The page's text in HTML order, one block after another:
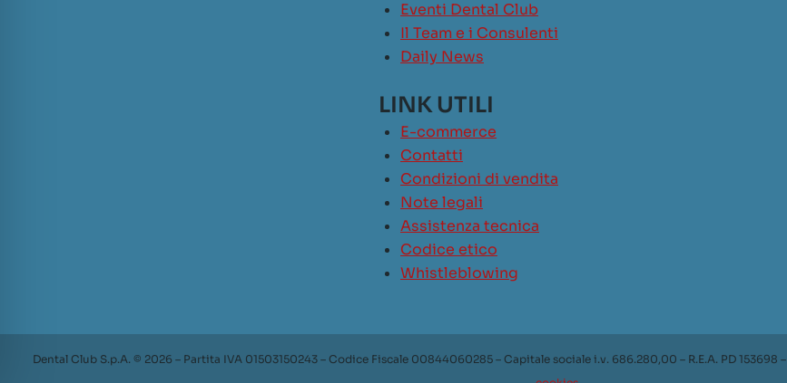
Eventi Dental Club
Il Team e i Consulenti
Daily News
LINK UTILI
E-commerce
Contatti
Condizioni di vendita
Note legali
Assistenza tecnica
Codice etico
Whistleblowing
Dental Club S.p.A. © 2026 – Partita IVA 01503150243 – Codice Fiscale 00844060285 – Capitale sociale i.v. 686.280,00 – R.E.A. PD 153698 –